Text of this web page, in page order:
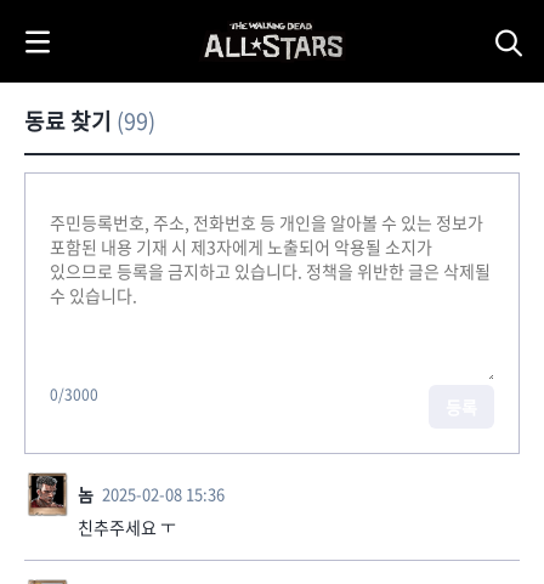
동료 찾기 (99)
0/3000
놈 2025-02-08 15:36
친추주세요 ㅜ